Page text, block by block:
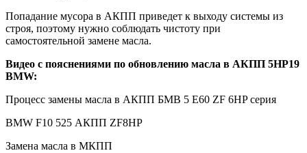
Попадание мусора в АКПП приведет к выходу системы из
строя, поэтому нужно соблюдать чистоту при
самостоятельной замене масла.
Видео с пояснениями по обновлению масла в АКПП 5HP19
BMW:
Процесс замены масла в АКПП БМВ 5 Е60 ZF 6HP серия
BMW F10 525 АКПП ZF8HP
Замена масла в МКПП